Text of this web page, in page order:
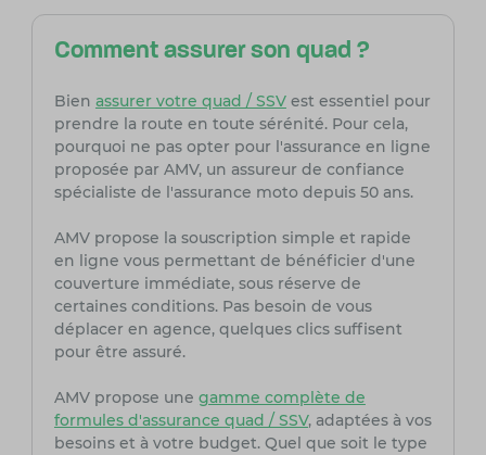
Comment assurer son quad ?
Bien assurer votre quad / SSVest essentiel pour
prendre la route en toute sérénité. Pour cela,
pourquoi ne pas opter pour l'assurance en ligne
proposée par AMV, un assureur de confiance
spécialiste de l'assurance moto depuis 50 ans.
AMV propose la souscription simple et rapide
en ligne vous permettant de bénéficier d'une
couverture immédiate, sous réserve de
certaines conditions. Pas besoin de vous
déplacer en agence, quelques clics suffisent
pour être assuré.
AMV propose une gamme complète de
formules d'assurance quad / SSV, adaptées à vos
besoins et à votre budget. Quel que soit le type